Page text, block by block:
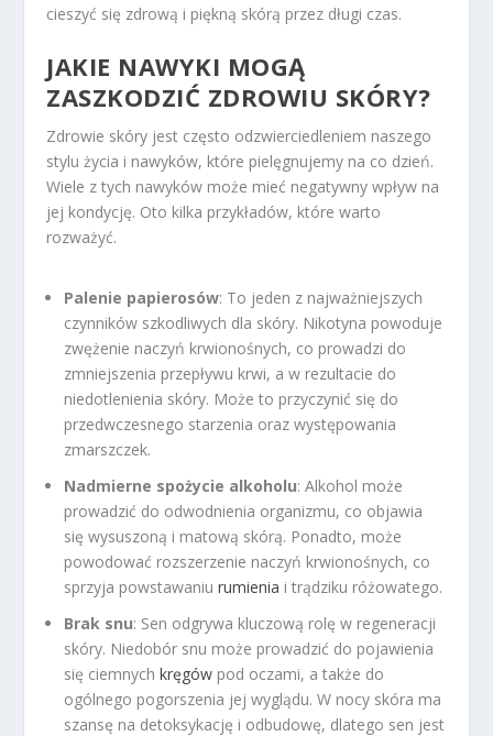
cieszyć się zdrową i piękną skórą przez długi czas.
JAKIE NAWYKI MOGĄ
ZASZKODZIĆ ZDROWIU SKÓRY?
Zdrowie skóry jest często odzwierciedleniem naszego
stylu życia i nawyków, które pielęgnujemy na co dzień.
Wiele z tych nawyków może mieć negatywny wpływ na
jej kondycję. Oto kilka przykładów, które warto
rozważyć.
Palenie papierosów: To jeden z najważniejszych
czynników szkodliwych dla skóry. Nikotyna powoduje
zwężenie naczyń krwionośnych, co prowadzi do
zmniejszenia przepływu krwi, a w rezultacie do
niedotlenienia skóry. Może to przyczynić się do
przedwczesnego starzenia oraz występowania
zmarszczek.
Nadmierne spożycie alkoholu: Alkohol może
prowadzić do odwodnienia organizmu, co objawia
się wysuszoną i matową skórą. Ponadto, może
powodować rozszerzenie naczyń krwionośnych, co
sprzyja powstawaniurumienia i trądziku różowatego.
Brak snu: Sen odgrywa kluczową rolę w regeneracji
skóry. Niedobór snu może prowadzić do pojawienia
się ciemnychkręgów pod oczami, a także do
ogólnego pogorszenia jej wyglądu. W nocy skóra ma
szansę na detoksykację i odbudowę, dlatego sen jest